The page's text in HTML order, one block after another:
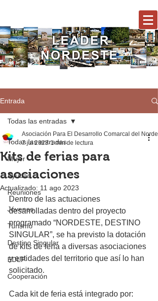
Entrada
Todas las entradas
Mujer
Ayudas
Reuniones
Jóvenes
Turismo
Destino Singular
EDLP
Cooperación
Todas las entradas
Kits de ferias para
asociaciones
Asociación Para El Desarrollo Comarcal del
7 jul 2023 1 min de lectura
Actualizado: 11 ago 2023
Dentro de las actuaciones
desarrolladas dentro del proyecto
programado “NORDESTE, DESTINO
SINGULAR”, se ha previsto la dotación
de kits de feria a diversas asociaciones
y entidades del territorio que así lo han
solicitado.
Cada kit de feria está integrado por: